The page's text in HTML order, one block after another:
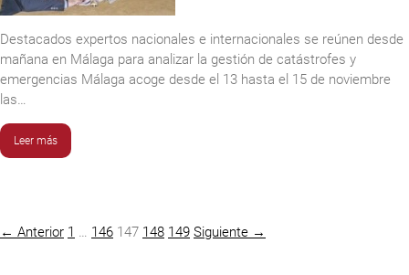
Destacados expertos nacionales e internacionales se reúnen desde
mañana en Málaga para analizar la gestión de catástrofes y
emergencias Málaga acoge desde el 13 hasta el 15 de noviembre
las…
Leer más
← Anterior 1 … 146 147 148 149 Siguiente →